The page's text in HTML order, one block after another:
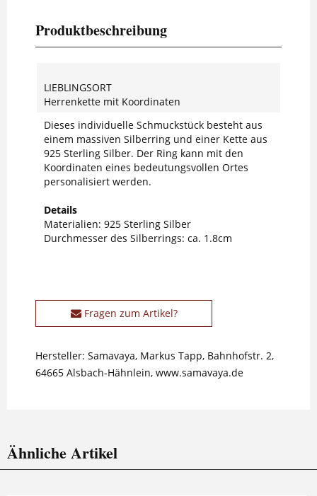
Produktbeschreibung
LIEBLINGSORT
Herrenkette mit Koordinaten
Dieses individuelle Schmuckstück besteht aus
einem massiven Silberring und einer Kette aus
925 Sterling Silber. Der Ring kann mit den
Koordinaten eines bedeutungsvollen Ortes
personalisiert werden.
Details
Materialien: 925 Sterling Silber
Durchmesser des Silberrings: ca. 1.8cm
Fragen zum Artikel?
Hersteller: Samavaya, Markus Tapp, Bahnhofstr. 2,
64665 Alsbach-Hähnlein, www.samavaya.de
Ähnliche Artikel